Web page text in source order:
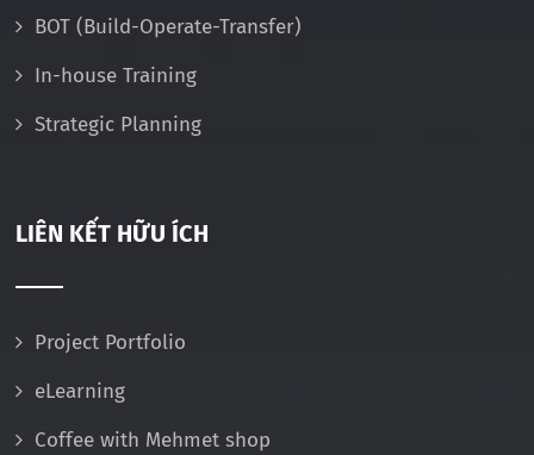
BOT (Build-Operate-Transfer)
In-house Training
Strategic Planning
LIÊN KẾT HỮU ÍCH
Project Portfolio
eLearning
Coffee with Mehmet shop